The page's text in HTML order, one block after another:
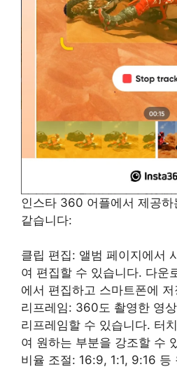
인스타 360 어플에서 제공
같습니다:
클립 편집: 앨범 페이지에서
여 편집할 수 있습니다. 다운
에서 편집하고 스마트폰에
리프레임: 360도 촬영한 영
리프레임할 수 있습니다. 터
여 원하는 부분을 강조할 수
비율 조절: 16:9, 1:1, 9:16 등